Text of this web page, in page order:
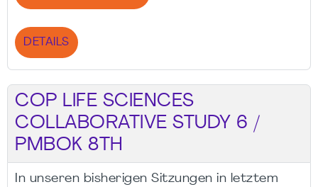
DETAILS
COP LIFE SCIENCES
COLLABORATIVE STUDY 6 /
PMBOK 8TH
In unseren bisherigen Sitzungen in letztem